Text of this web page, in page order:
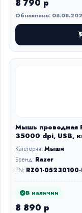
8 790 р
Обновлено:
Мышь проводная
35000 dpi, USB,
Категория:Мыши
Бренд: Razer
PN: RZ01-05230100-
В наличии
8 890 р